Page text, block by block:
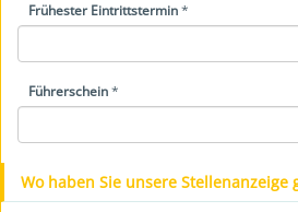
Frühester Eintrittstermin*
Führerschein*
Wo haben Sie unsere Stellenanzeige